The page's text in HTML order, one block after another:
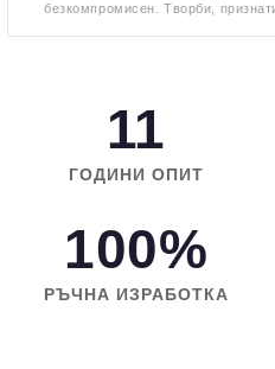
безкомпромисен. Творби,
11
ГОДИНИ ОПИТ
100%
РЪЧНА ИЗРАБОТКА